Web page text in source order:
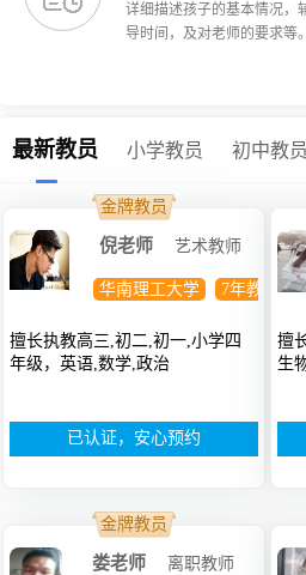
详细描述孩子的基本情况，
导时间，及对老师的要求等。
最新教员 小学教员 初中教员
金牌教员
倪老师 艺术教师
华南理工大学 7年教龄
擅长执教高三,初二,初一,小学四
年级，英语,数学,政治
已认证，安心预约
擅
生
金牌教员
娄老师 离职教师